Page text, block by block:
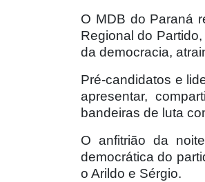
O MDB do Paraná
Regional do
da democracia,
Pré-candidatos e
apresentar,
bandeiras de luta
O anfitrião da
democrática do
o Arildo e Sérgio.